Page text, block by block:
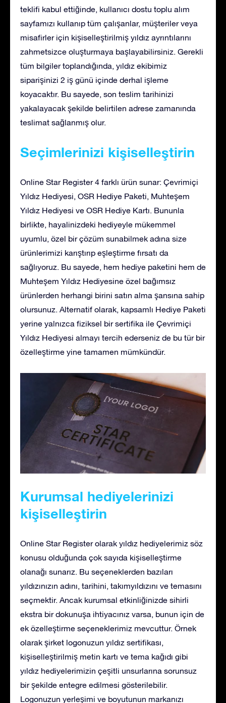
teklifi kabul ettiğinde, kullanıcı dostu toplu alım
sayfamızı kullanıp tüm çalışanlar, müşteriler veya
misafirler için kişiselleştirilmiş yıldız ayrıntılarını
zahmetsizce oluşturmaya başlayabilirsiniz. Gerekli
tüm bilgiler toplandığında, yıldız ekibimiz
siparişinizi 2 iş günü içinde derhal işleme
koyacaktır. Bu sayede, son teslim tarihinizi
yakalayacak şekilde belirtilen adrese zamanında
teslimat sağlanmış olur.
Seçimlerinizi kişiselleştirin
Online Star Register 4 farklı ürün sunar: Çevrimiçi
Yıldız Hediyesi, OSR Hediye Paketi, Muhteşem
Yıldız Hediyesi ve OSR Hediye Kartı. Bununla
birlikte, hayalinizdeki hediyeyle mükemmel
uyumlu, özel bir çözüm sunabilmek adına size
ürünlerimizi karıştırıp eşleştirme fırsatı da
sağlıyoruz. Bu sayede, hem hediye paketini hem de
Muhteşem Yıldız Hediyesine özel bağımsız
ürünlerden herhangi birini satın alma şansına sahip
olursunuz. Alternatif olarak, kapsamlı Hediye Paketi
yerine yalnızca fiziksel bir sertifika ile Çevrimiçi
Yıldız Hediyesi almayı tercih ederseniz de bu tür bir
özelleştirme yine tamamen mümkündür.
Kurumsal hediyelerinizi
kişiselleştirin
Online Star Register olarak yıldız hediyelerimiz söz
konusu olduğunda çok sayıda kişiselleştirme
olanağı sunarız. Bu seçeneklerden bazıları
yıldızınızın adını, tarihini, takımyıldızını ve temasını
seçmektir. Ancak kurumsal etkinliğinizde sihirli
ekstra bir dokunuşa ihtiyacınız varsa, bunun için de
ek özelleştirme seçeneklerimiz mevcuttur. Örnek
olarak şirket logonuzun yıldız sertifikası,
kişiselleştirilmiş metin kartı ve tema kağıdı gibi
yıldız hediyelerimizin çeşitli unsurlarına sorunsuz
bir şekilde entegre edilmesi gösterilebilir.
Logonuzun yerleşimi ve boyutunun markanızı